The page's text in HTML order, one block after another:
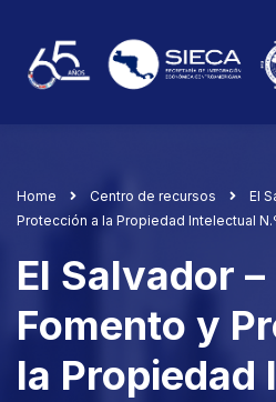
Home Centro de recursos
El
Protección a la Propiedad Intelectual
El Salvador
Fomento y
la Propiedad